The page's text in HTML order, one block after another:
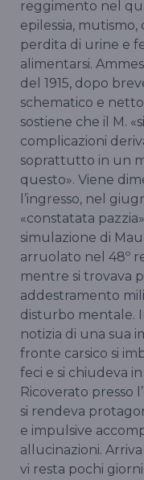
reggimento nel
epilessia,
perdita di urine e
alimentarsi.
del 1915, dopo
schematico e
sostiene che il M.
complicazioni
soprattutto in un
questo». Viene
l’ingresso, nel
«constatata
simulazione di
arruolato nel 48º
mentre si trovava
addestramento
disturbo mentale.
notizia di una sua
fronte carsico si
feci e si chiudeva
Ricoverato presso
si rendeva
e impulsive
allucinazioni. Arriva
vi resta pochi